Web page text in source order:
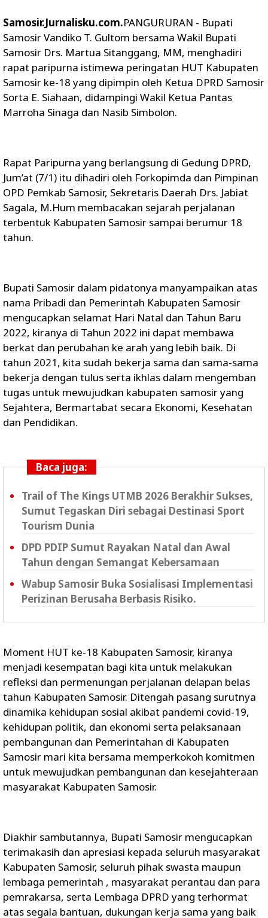
Samosir.Jurnalisku.com.PANGURURAN - Bupati
Samosir Vandiko T. Gultom bersama Wakil Bupati
Samosir Drs. Martua Sitanggang, MM, menghadiri
rapat paripurna istimewa peringatan HUT Kabupaten
Samosir ke-18 yang dipimpin oleh Ketua DPRD Samosir
Sorta E. Siahaan, didampingi Wakil Ketua Pantas
Marroha Sinaga dan Nasib Simbolon.
Rapat Paripurna yang berlangsung di Gedung DPRD,
Jum’at (7/1) itu dihadiri oleh Forkopimda dan Pimpinan
OPD Pemkab Samosir, Sekretaris Daerah Drs. Jabiat
Sagala, M.Hum membacakan sejarah perjalanan
terbentuk Kabupaten Samosir sampai berumur 18
tahun.
Bupati Samosir dalam pidatonya manyampaikan atas
nama Pribadi dan Pemerintah Kabupaten Samosir
mengucapkan selamat Hari Natal dan Tahun Baru
2022, kiranya di Tahun 2022 ini dapat membawa
berkat dan perubahan ke arah yang lebih baik. Di
tahun 2021, kita sudah bekerja sama dan sama-sama
bekerja dengan tulus serta ikhlas dalam mengemban
tugas untuk mewujudkan kabupaten samosir yang
Sejahtera, Bermartabat secara Ekonomi, Kesehatan
dan Pendidikan.
Baca juga:
Trail of The Kings UTMB 2026 Berakhir Sukses,
Sumut Tegaskan Diri sebagai Destinasi Sport
Tourism Dunia
DPD PDIP Sumut Rayakan Natal dan Awal
Tahun dengan Semangat Kebersamaan
Wabup Samosir Buka Sosialisasi Implementasi
Perizinan Berusaha Berbasis Risiko.
Moment HUT ke-18 Kabupaten Samosir, kiranya
menjadi kesempatan bagi kita untuk melakukan
refleksi dan permenungan perjalanan delapan belas
tahun Kabupaten Samosir. Ditengah pasang surutnya
dinamika kehidupan sosial akibat pandemi covid-19,
kehidupan politik, dan ekonomi serta pelaksanaan
pembangunan dan Pemerintahan di Kabupaten
Samosir mari kita bersama memperkokoh komitmen
untuk mewujudkan pembangunan dan kesejahteraan
masyarakat Kabupaten Samosir.
Diakhir sambutannya, Bupati Samosir mengucapkan
terimakasih dan apresiasi kepada seluruh masyarakat
Kabupaten Samosir, seluruh pihak swasta maupun
lembaga pemerintah , masyarakat perantau dan para
pemrakarsa, serta Lembaga DPRD yang terhormat
atas segala bantuan, dukungan kerja sama yang baik